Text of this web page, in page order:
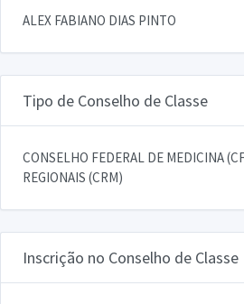
ALEX FABIANO DIAS PINTO
Tipo de Conselho de Classe
CONSELHO FEDERAL DE MEDICINA
REGIONAIS (CRM)
Inscrição no Conselho de Classe